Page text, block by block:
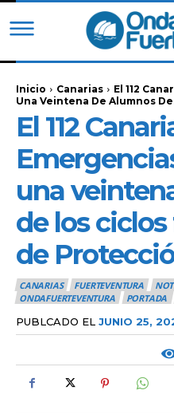
Inicio Canarias
El 112
Una Veintena De Alumnos
El 112
una
de los
de
CANARIAS FUERTEVENTURA
ONDAFUERTEVENTURA
PORTADA
PUBLCADO EL JUNIO 25,